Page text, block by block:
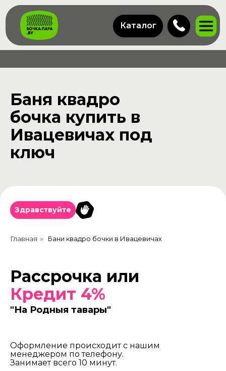
Каталог
Баня квадро
бочка купить в
Ивацевичах под
ключ
Здравствуйте
Главная » Бани квадро бочки в Ивацевичах
Рассрочка или
Кредит 4%
"На Родныя тавары"
Оформление происходит с нашим
менеджером по телефону.
Занимает всего 10 минут.